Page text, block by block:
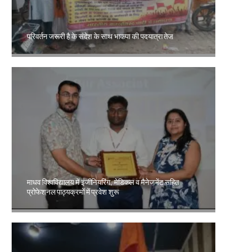
परिवर्तन जरूरी है के संदेश के साथ भाकपा की पदयात्रा तेज
Amit Lekh
माधव विश्वविद्यालय में इंजीनियरिंग, मेडिकल व मैनेजमेंट सहित
प्रोफेशनल पाठ्यक्रमों में प्रवेश शुरू
Amit Lekh